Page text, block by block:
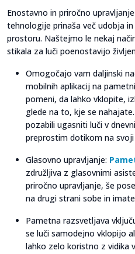
Enostavno in priročno
tehnologije prinaša več udobja
prostoru. Naštejmo le nekaj
stikala za luči poenostavijo
Omogočajo vam daljinski
mobilnih aplikacij na
pomeni, da lahko vklopite,
glede na to, kje se
pozabili ugasniti luči v
preprostim dotikom na svoji
Glasovno upravljanje:
združljiva z glasovnimi
priročno upravljanje, še
na drugi strani sobe in
Pametna razsvetljava
se luči samodejno vklopijo
lahko zelo koristno z vidika